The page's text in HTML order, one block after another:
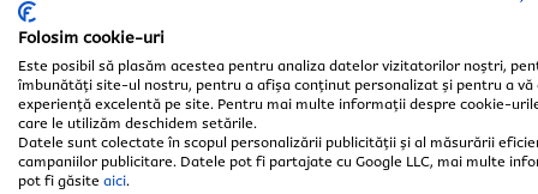
Folosim cookie-uri
Este posibil să plasăm acestea pentru analiza datelor vizitatorilor noștri,
îmbunătăți site-ul nostru, pentru a afișa conținut personalizat și pentru a vă
experiență excelentă pe site. Pentru mai multe informații despre cookie-
care le utilizăm deschidem setările.
Datele sunt colectate în scopul personalizării publicității și al măsurării
campaniilor publicitare. Datele pot fi partajate cu Google LLC, mai multe
pot fi găsite aici.
Selectează
Selectează